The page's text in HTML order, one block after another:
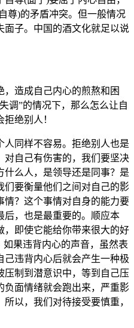
尊)的矛盾冲突。但一般情况
面子。中国的酒文化就足以说
，造成自己内心的煎熬和困
调”的情况下，那么怎么让自
绝别人！
同样不容易。拒绝别人也是
对自己有伤害的，我们要坚决
么人，是领导还是同事？是
们要衡量他们之间对自己的影
情？这个事情对自身的能力要
后，也是最重要的。顺应本
，即使它能给你带来很大的好
如果违背内心的声音，虽然表
己违背内心后就会产生一种极
压制到潜意识中，等到自己压
负面情绪就会跑出来，严重影
以，我们对待接受要慎重，